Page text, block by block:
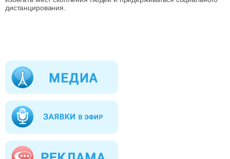
дистанцирования.